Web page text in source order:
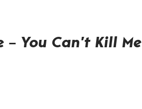
– You Can’t Kill Me